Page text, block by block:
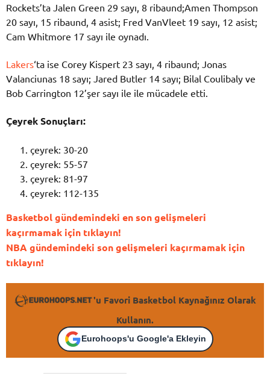
Rockets’ta Jalen Green 29 sayı, 8 ribaund;Amen Thompson
20 sayı, 15 ribaund, 4 asist; Fred VanVleet 19 sayı, 12 asist;
Cam Whitmore 17 sayı ile oynadı.
Lakers‘ta ise Corey Kispert 23 sayı, 4 ribaund; Jonas
Valanciunas 18 sayı; Jared Butler 14 sayı; Bilal Coulibaly ve
Bob Carrington 12’şer sayı ile ile mücadele etti.
Çeyrek Sonuçları:
çeyrek: 30-20
çeyrek: 55-57
çeyrek: 81-97
çeyrek: 112-135
Basketbol gündemindeki en son gelişmeleri
kaçırmamak için tıklayın!
NBA gündemindeki son gelişmeleri kaçırmamak için
tıklayın!
'u Favori Basketbol Kaynağınız Olarak
Kullanın.
Eurohoops'u Google'a Ekleyin